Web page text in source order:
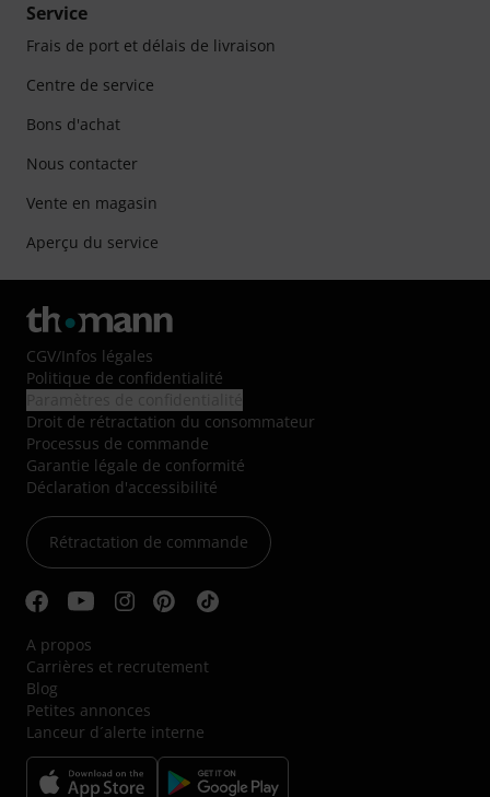
Service
Frais de port et délais de livraison
Centre de service
Bons d'achat
Nous contacter
Vente en magasin
Aperçu du service
CGV/Infos légales
Politique de confidentialité
Droit de rétractation du consommateur
Processus de commande
Garantie légale de conformité
Déclaration d'accessibilité
Rétractation de commande
A propos
Carrières et recrutement
Blog
Petites annonces
Lanceur d´alerte interne